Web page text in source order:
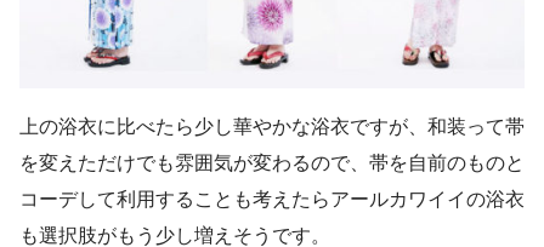
上の浴衣に比べたら少し華やかな浴衣ですが、和装って帯
を変えただけでも雰囲気が変わるので、帯を自前のものと
コーデして利用することも考えたらアールカワイイの浴衣
も選択肢がもう少し増えそうです。